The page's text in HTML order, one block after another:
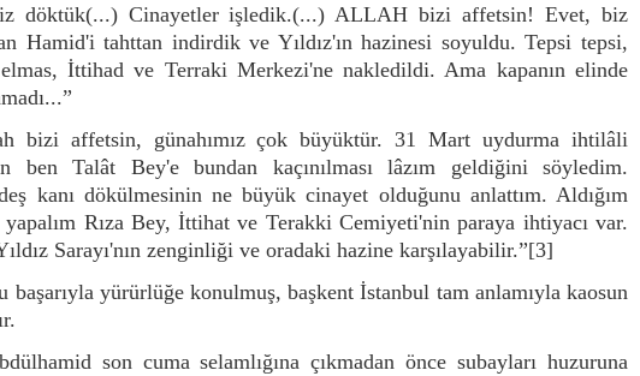
döktük(...) Cinayetler işledik.(...) ALLAH bizi affetsin! Evet, biz
Hamid'i tahttan indirdik ve Yıldız'ın hazinesi soyuldu. Tepsi tepsi,
İttihad ve Terraki Merkezi'ne nakledildi. Ama kapanın elinde
bizi affetsin, günahımız çok büyüktür. 31 Mart uydurma ihtilâli
ben Talât Bey'e bundan kaçınılması lâzım geldiğini söyledim.
kanı dökülmesinin ne büyük cinayet olduğunu anlattım. Aldığım
Rıza Bey, İttihat ve Terakki Cemiyeti'nin paraya ihtiyacı var.
Sarayı'nın zenginliği ve oradaki hazine karşılayabilir.”[3]
başarıyla yürürlüğe konulmuş, başkent İstanbul tam anlamıyla kaosun
son cuma selamlığına çıkmadan önce subayları huzuruna